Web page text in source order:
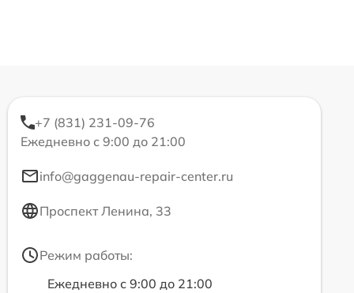
+7 (831) 231-09-76
Ежедневно с 9:00 до 21:00
info@gaggenau-repair-center.ru
Проспект Ленина, 33
Режим работы:
Ежедневно с 9:00 до 21:00